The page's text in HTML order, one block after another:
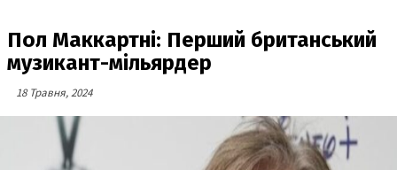
Пол Маккартні: Перший британський
музикант-мільярдер
18 Травня, 2024